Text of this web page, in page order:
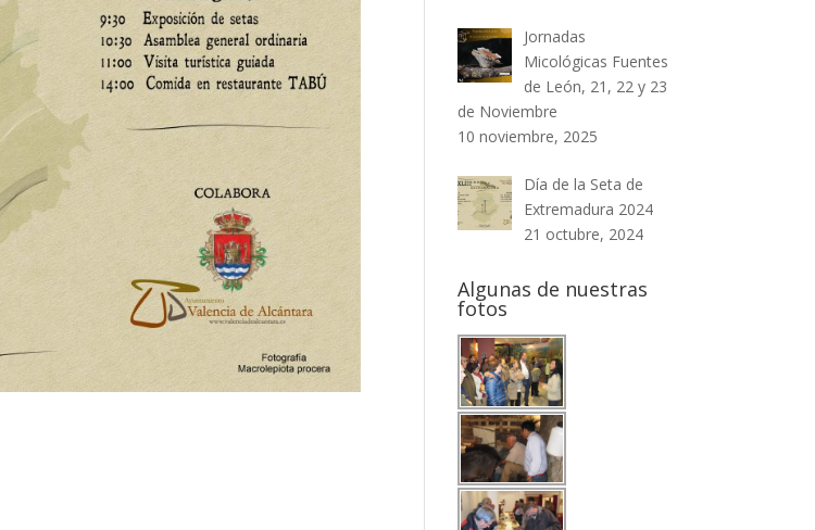
Jornadas
Micológicas Fuentes
de León, 21, 22 y 23
de Noviembre
10 noviembre, 2025
Día de la Seta de
Extremadura 2024
21 octubre, 2024
Algunas de nuestras
fotos